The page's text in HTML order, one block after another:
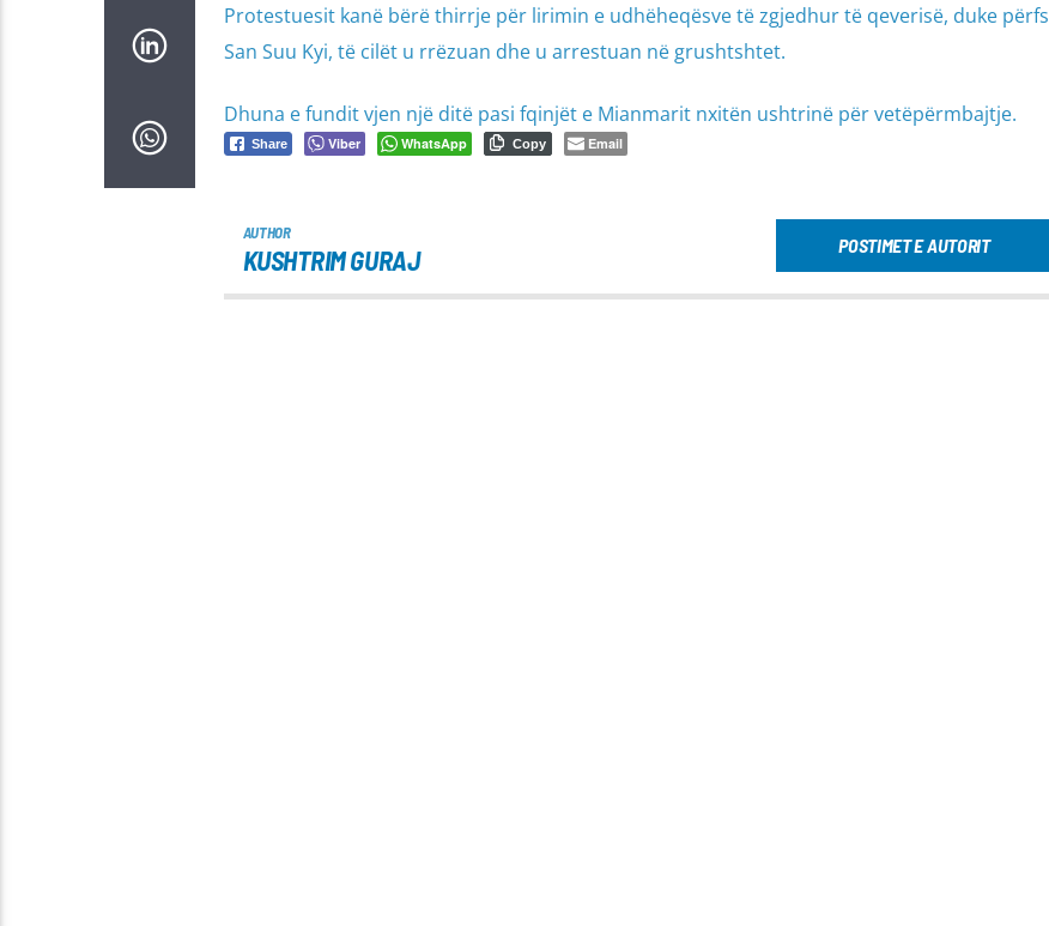
Protestuesit kanë bërë thirrje për lirimin e udhëheqësve të zgjedhur të qeverisë, duke
San Suu Kyi, të cilët u rrëzuan dhe u arrestuan në grushtshtet.
Dhuna e fundit vjen një ditë pasi fqinjët e Mianmarit nxitën ushtrinë për vetëpërmbajtje.
Share Viber WhatsApp Copy Email
AUTHOR
KUSHTRIM GURAJ POSTIMET E AUTORIT